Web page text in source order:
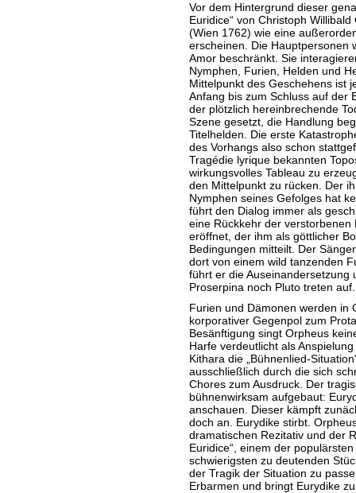
Vor dem Hintergrund dieser
Euridice“ von Christoph
(Wien 1762) wie eine
erscheinen. Die Hauptpersonen
Amor beschränkt. Sie
Nymphen, Furien, Helden und
Mittelpunkt des Geschehens ist
Anfang bis zum Schluss auf der
der plötzlich hereinbrechende
Szene gesetzt, die Handlung
Titelhelden. Die erste
des Vorhangs also schon
Tragédie lyrique bekannten
wirkungsvolles Tableau zu
den Mittelpunkt zu rücken. Der
Nymphen seines Gefolges hat
führt den Dialog immer als
eine Rückkehr der verstorbenen
eröffnet, der ihm als göttlicher
Bedingungen mitteilt. Der
dort von einem wild tanzenden
führt er die Auseinandersetzung
Proserpina noch Pluto treten
Furien und Dämonen werden in
korporativer Gegenpol zum
Besänftigung singt Orpheus
Harfe verdeutlicht als
Kithara die „Bühnenlied-
ausschließlich durch die sich
Chores zum Ausdruck. Der
bühnenwirksam aufgebaut:
anschauen. Dieser kämpft
doch an. Eurydike stirbt.
dramatischen Rezitativ und der
Euridice“, einem der
schwierigsten zu deutenden
der Tragik der Situation zu
Erbarmen und bringt Eurydike